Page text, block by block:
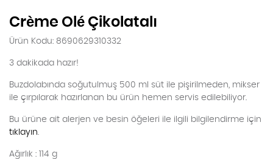
Crème Olé Çikolatalı
Ürün Kodu: 8690629310332
3 dakikada hazır!
Buzdolabında soğutulmuş 500 ml süt ile pişirilmeden, mikser
ile çırpılarak hazırlanan bu ürün hemen servis edilebiliyor.
Bu ürüne ait alerjen ve besin öğeleri ile ilgili bilgilendirme için
tıklayın
Ağırlık : 114 g